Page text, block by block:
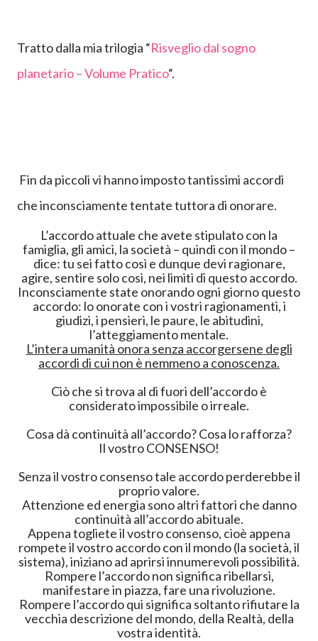
Tratto dalla mia trilogia “Risveglio dal sogno
planetario – Volume Pratico“.
Fin da piccoli vi hanno imposto tantissimi accordi
che inconsciamente tentate tuttora di onorare.
L’accordo attuale che avete stipulato con la
famiglia, gli amici, la società – quindi con il mondo –
dice: tu sei fatto così e dunque devi ragionare,
agire, sentire solo così, nei limiti di questo accordo.
Inconsciamente state onorando ogni giorno questo
accordo: lo onorate con i vostri ragionamenti, i
giudizi, i pensieri, le paure, le abitudini,
l’atteggiamento mentale.
L’intera umanità onora senza accorgersene degli
accordi di cui non è nemmeno a conoscenza.
Ciò che si trova al di fuori dell’accordo è
considerato impossibile o irreale.
Cosa dà continuità all’accordo? Cosa lo rafforza?
Il vostro CONSENSO!
Senza il vostro consenso tale accordo perderebbe il
proprio valore.
Attenzione ed energia sono altri fattori che danno
continuità all’accordo abituale.
Appena togliete il vostro consenso, cioè appena
rompete il vostro accordo con il mondo (la società, il
sistema), iniziano ad aprirsi innumerevoli possibilità.
Rompere l’accordo non significa ribellarsi,
manifestare in piazza, fare una rivoluzione.
Rompere l’accordo qui significa soltanto rifiutare la
vecchia descrizione del mondo, della Realtà, della
vostra identità.